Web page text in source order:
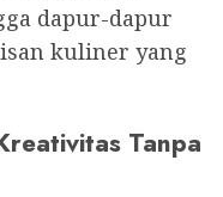
dapur-dapur
kuliner yang
Tanpa